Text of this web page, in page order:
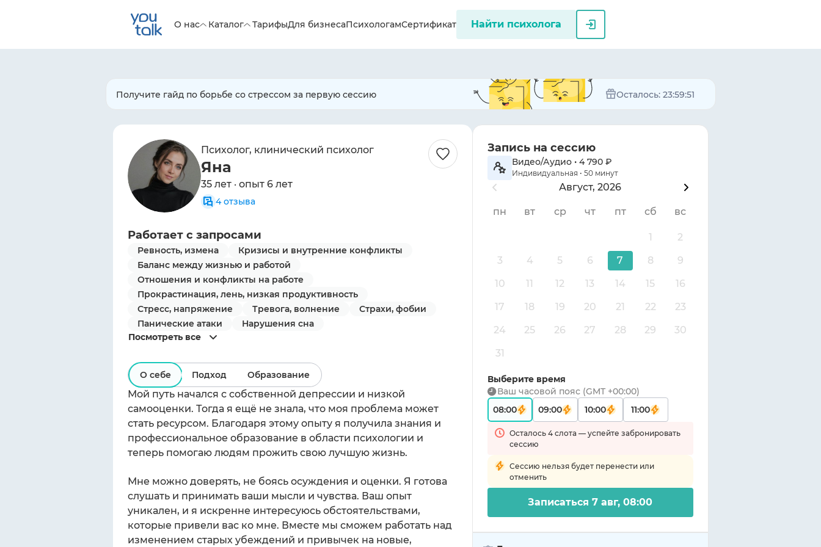
О нас Каталог ТарифыДля бизнесаПсихологамСертификат Найти психолога
Получите гайд по борьбе со стрессом за первую сессию Осталось: 23:59:51
Психолог, клинический психолог
Яна
35 лет · опыт 6 лет
4 отзыва
Работает с запросами
Ревность, измена
Кризисы и внутренние конфликты
Баланс между жизнью и работой
Отношения и конфликты на работе
Прокрастинация, лень, низкая продуктивность
Стресс, напряжение
Тревога, волнение
Страхи, фобии
Панические атаки
Нарушения сна
Посмотреть все
О себе Подход Образование
Мой путь начался с собственной депрессии и низкой
самооценки. Тогда я ещё не знала, что моя проблема может
стать ресурсом. Благодаря этому опыту я получила знания и
профессиональное образование в области психологии и
теперь помогаю людям прожить свою лучшую жизнь.
Мне можно доверять, не боясь осуждения и оценки. Я готова
слушать и принимать ваши мысли и чувства. Ваш опыт
уникален, и я искренне интересуюсь обстоятельствами,
которые привели вас ко мне. Вместе мы сможем работать над
изменением старых убеждений и привычек на новые,
Запись на сессию
Видео/Аудио• 4 790 ₽
Индивидуальная • 50 минут
Август, 2026
пн вт ср чт пт сб вс
1
2
3
4 5 6 7 8
9
10
11 12 13 14 15
16
17
18 19 20 21 22
23
24
25 26 27 28 29
30
31
Выберите время
Ваш часовой пояс (GMT +00:00)
08:00
09:00 10:00 11:00
Осталось 4 слота — успейте забронировать
сессию
Сессию нельзя будет перенести или
отменить
Записаться 7 авг, 08:00